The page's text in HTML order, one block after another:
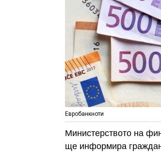
Евробанкноти
Министерството на
ще информира